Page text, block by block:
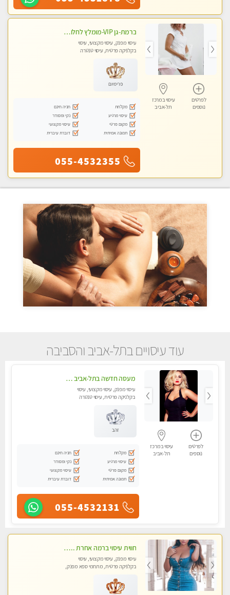
לפרטים
נוספים
עיסוי במרכז
תל-אביב
ברמת-גן VIP-מומלץ לחלוטין! פרטי! ​​​​​​ Highly recommended
עיסוי מפנק, עיסוי מקצועי, עיסוי
בקלניקה פרטית, עיסוי טנטרה
פרימיום
מקלחת
חניה חינם
עיסוי מרגיע
נקי ומסודר
מקום פרטי
עיסוי מקצועי
תמונה אמיתית
דוברת עיברית
055-4532355
עוד עיסויים בתל-אביב והסביבה
לפרטים
נוספים
עיסוי במרכז
תל-אביב
מעסה חדשה בתל-אביב כל סוגי העיסויים מעסה מקצועית ואיכותית פרטי!!!
עיסוי מפנק, עיסוי מקצועי, עיסוי
בקלניקה פרטית, עיסוי טנטרה
זהב
מקלחת
חניה חינם
עיסוי מרגיע
נקי ומסודר
מקום פרטי
עיסוי מקצועי
תמונה אמיתית
דוברת עיברית
055-4532131
חווית עיסוי ברמה אחרת ... כל סוגי העיסויים מעסה מקצועית ואיכותית פרטי!!!מומלץ לחלוטין!!!!
עיסוי מפנק, עיסוי מקצועי, עיסוי
בקלניקה פרטית, מתחמי ספא מפנק,